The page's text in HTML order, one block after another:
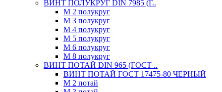
ВИНТ ПОЛУКРУГ DIN 7985 (Г..
М 2 полукруг
М 3 полукруг
М 4 полукруг
М 5 полукруг
М 6 полукруг
М 8 полукруг
ВИНТ ПОТАЙ DIN 965 (ГОСТ ..
ВИНТ ПОТАЙ ГОСТ 17475-80 ЧЕРНЫЙ
М 2 потай